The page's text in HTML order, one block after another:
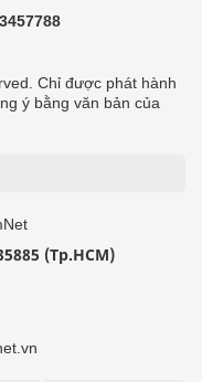
Chỉ được phát hành
ý bằng văn bản của
(Tp.HCM)